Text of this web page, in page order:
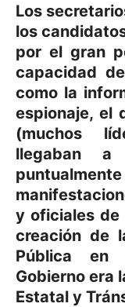
Los
los
por el gran
capacidad
como la
espionaje, el
(muchos
llegaban
y oficiales de
creación de
Pública en
Gobierno era
Estatal y